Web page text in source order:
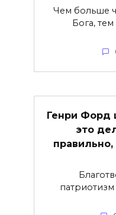
Чем больше
Бога,
Генри Форд
это
патриотизм